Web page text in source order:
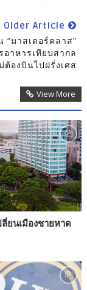
Older Article
“มาสเตอร์คลาส”
าหารเทียบสากล
ต้องบินไปฝรั่งเศส
View More
ยนเมืองชายหาด